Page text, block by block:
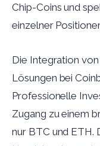
Chip-Coins und
einzelner
Die Integration
Lösungen bei
Professionelle
Zugang zu einem
nur BTC und ETH.